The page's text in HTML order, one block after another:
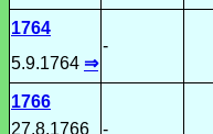
1764
5.9.1764 ⇒
-
1766
27.8.1766
-